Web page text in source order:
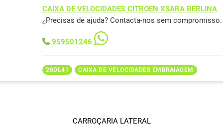
CAIXA DE VELOCIDADES CITROEN XSARA BERLINA
¿Precisas de ajuda? Contacta-nos sem compromisso.
959501246
20DL41 CAIXA DE VELOCIDADES EMBRAIAGEM
CARROÇARIA LATERAL